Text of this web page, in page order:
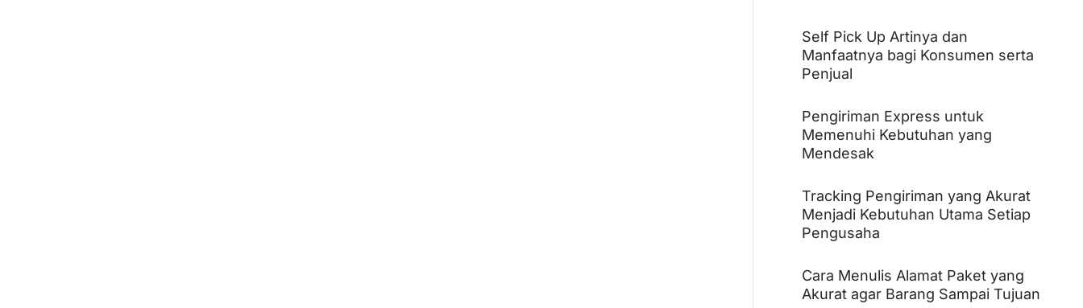
Self Pick Up Artinya dan
Manfaatnya bagi Konsumen serta
Penjual
Pengiriman Express untuk
Memenuhi Kebutuhan yang
Mendesak
Tracking Pengiriman yang Akurat
Menjadi Kebutuhan Utama Setiap
Pengusaha
Cara Menulis Alamat Paket yang
Akurat agar Barang Sampai Tujuan